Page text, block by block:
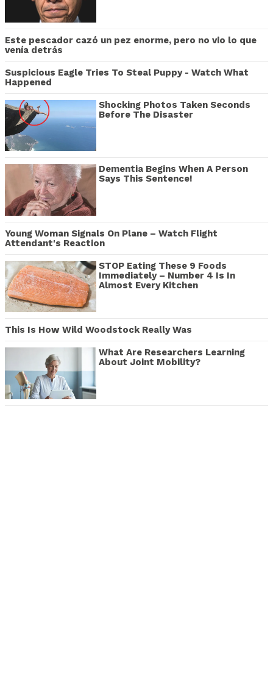
Este pescador cazó un pez enorme, pero no vio lo que
venía detrás
Suspicious Eagle Tries To Steal Puppy - Watch What
Happened
Shocking Photos Taken Seconds
Before The Disaster
Dementia Begins When A Person
Says This Sentence!
Young Woman Signals On Plane – Watch Flight
Attendant's Reaction
STOP Eating These 9 Foods
Immediately – Number 4 Is In
Almost Every Kitchen
This Is How Wild Woodstock Really Was
What Are Researchers Learning
About Joint Mobility?